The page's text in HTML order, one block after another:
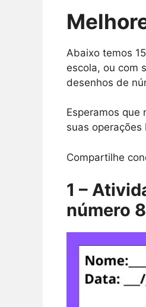
Abaixo temos
escola, ou com
desenhos de
Esperamos que
suas operações
Compartilhe
1 –
número